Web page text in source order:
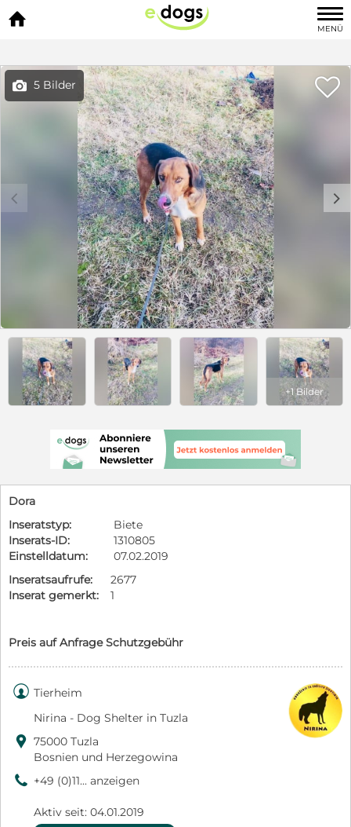

MENÜ
 5 Bilder 
c d
+1 Bilder
Dora
Inseratstyp:
Biete
Inserats-ID:
1310805
Einstelldatum:
07.02.2019
Inseratsaufrufe:
2677
Inserat gemerkt:
1
Preis auf Anfrage Schutzgebühr
 Tierheim
Nirina - Dog Shelter in Tuzla
 75000 Tuzla
Bosnien und Herzegowina
9 +49 (0)11... anzeigen
Aktiv seit: 04.01.2019